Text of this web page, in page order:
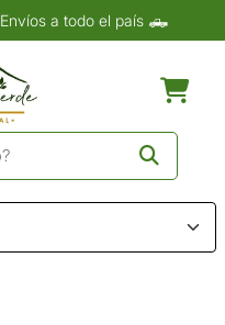
a todo el país 🛻